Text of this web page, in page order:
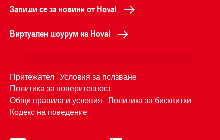
Запиши се за новини от Hoval
Виртуален шоурум на Hoval
Притежател
Условия за ползване
Политика за поверителност
Общи правила и условия
Политика за бисквитки
Кодекс на поведение